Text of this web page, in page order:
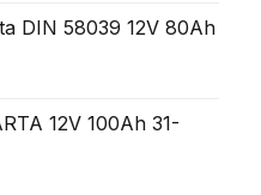
DIN 58039 12V 80Ah
12V 100Ah 31-